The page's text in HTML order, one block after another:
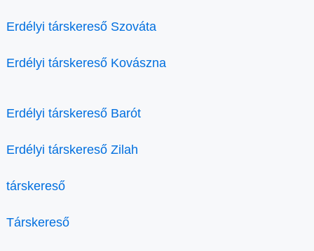
Erdélyi társkereső Szováta
Erdélyi társkereső Kovászna
Erdélyi társkereső Barót
Erdélyi társkereső Zilah
társkereső
Társkereső